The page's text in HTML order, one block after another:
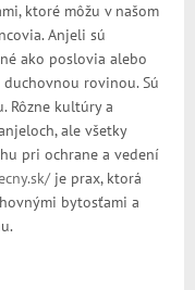
ktoré môžu v našom
Anjeli sú
ako poslovia alebo
rovinou. Sú
Rôzne kultúry a
ale všetky
pri ochrane a vedení
je prax, ktorá
bytosťami a